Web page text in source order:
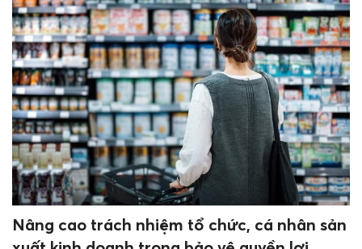
Nâng cao trách nhiệm tổ chức, cá nhân sản